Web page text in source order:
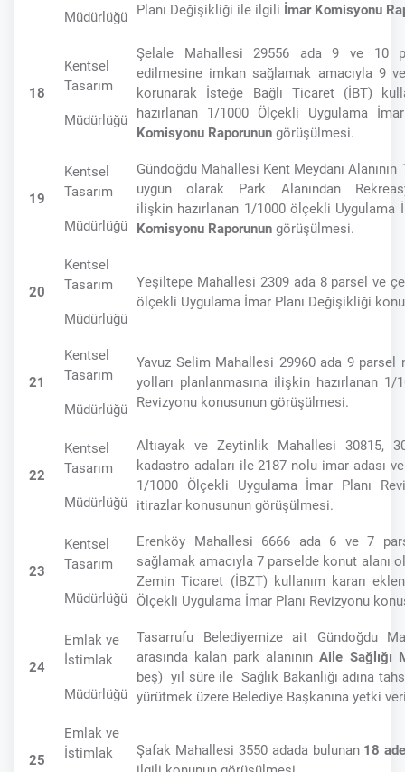
Müdürlüğü
Planı Değişikliği ile ilgili İmar Komisyonu
18
Kentsel
Tasarım
Müdürlüğü
Şelale Mahallesi 29556 ada 9 ve 10
edilmesine imkan sağlamak amacıyla 9
korunarak İsteğe Bağlı Ticaret (İBT)
hazırlanan 1/1000 Ölçekli Uygulama
Komisyonu Raporunun görüşülmesi.
19
Kentsel
Tasarım
Müdürlüğü
Gündoğdu Mahallesi Kent Meydanı
uygun olarak Park Alanından
ilişkin hazırlanan 1/1000 ölçekli Uygulama
Komisyonu Raporunun görüşülmesi.
20
Kentsel
Tasarım
Müdürlüğü
Yeşiltepe Mahallesi 2309 ada 8 parsel ve
ölçekli Uygulama İmar Planı Değişikliği
21
Kentsel
Tasarım
Müdürlüğü
Yavuz Selim Mahallesi 29960 ada 9
yolları planlanmasına ilişkin hazırlanan
Revizyonu konusunun görüşülmesi.
22
Kentsel
Tasarım
Müdürlüğü
Altıayak ve Zeytinlik Mahallesi 30815,
kadastro adaları ile 2187 nolu imar adası
1/1000 Ölçekli Uygulama İmar Planı
itirazlar konusunun görüşülmesi.
23
Kentsel
Tasarım
Müdürlüğü
Erenköy Mahallesi 6666 ada 6 ve 7
sağlamak amacıyla 7 parselde konut alanı
Zemin Ticaret (İBZT) kullanım kararı
Ölçekli Uygulama İmar Planı Revizyonu
24
Emlak ve
İstimlak
Müdürlüğü
Tasarrufu Belediyemize ait Gündoğdu
arasında kalan park alanınınAile Sağlığı
beş) yıl süre ile Sağlık Bakanlığı adına
yürütmek üzere Belediye Başkanına yetki
25
Emlak ve
İstimlak
Şafak Mahallesi 3550 adada bulunan 18